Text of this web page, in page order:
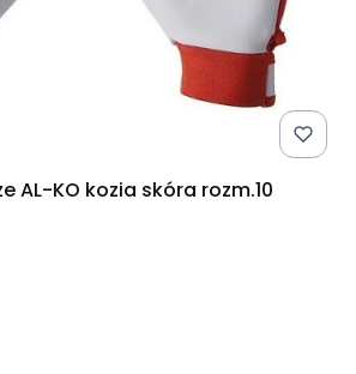
AL-KO kozia skóra rozm.10